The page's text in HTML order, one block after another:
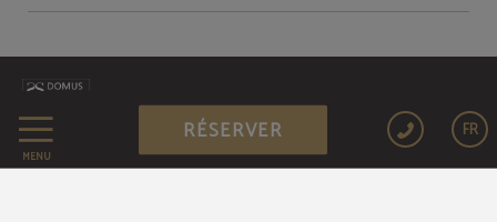
MENU
FR
RÉSERVER
Achat sécurisé